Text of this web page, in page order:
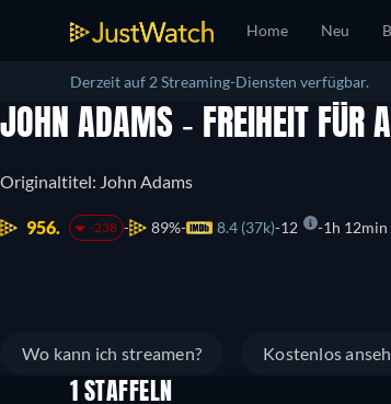
Home Neu
Derzeit auf 2 Streaming-Diensten verfügbar.
JOHN ADAMS - FREIHEIT FÜR
Originaltitel: John Adams
956. -238 89% 8.4 (37k) 12 1h 12min
Wo kann ich streamen? Kostenlos
1 STAFFELN